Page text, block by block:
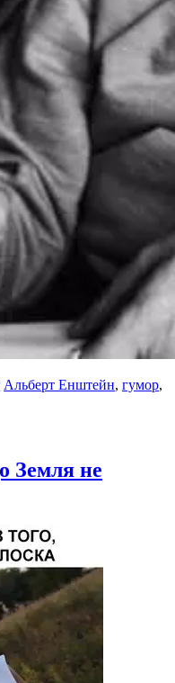
Альберт Енштейн, гумор,
Земля не